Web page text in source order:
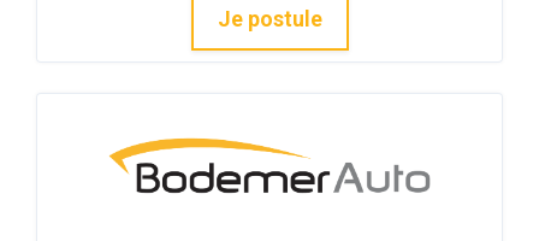
Je postule